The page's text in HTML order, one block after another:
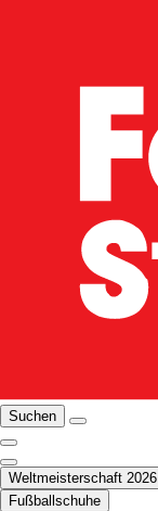
Suchen
Weltmeisterschaft 2026
Fußballschuhe